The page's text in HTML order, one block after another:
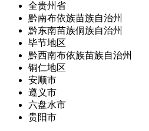
全贵州省
黔南布依族苗族自治州
黔东南苗族侗族自治州
毕节地区
黔西南布依族苗族自治州
铜仁地区
安顺市
遵义市
六盘水市
贵阳市